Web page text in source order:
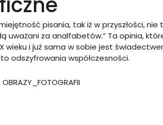
pisania, tak iż w przyszłości, nie
za analfabetów.” Ta opinia,
wieku i już sama w sobie jest
odszyfrowania współczesności.